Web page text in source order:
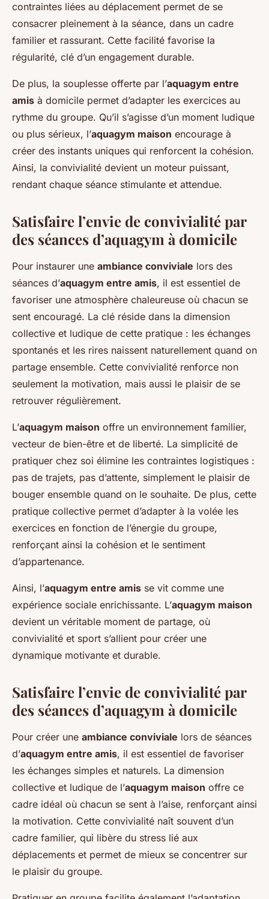
contraintes liées au déplacement permet de se
consacrer pleinement à la séance, dans un cadre
familier et rassurant. Cette facilité favorise la
régularité, clé d’un engagement durable.
De plus, la souplesse offerte par l’aquagym entre
amis à domicile permet d’adapter les exercices au
rythme du groupe. Qu’il s’agisse d’un moment ludique
ou plus sérieux, l’aquagym maison encourage à
créer des instants uniques qui renforcent la cohésion.
Ainsi, la convivialité devient un moteur puissant,
rendant chaque séance stimulante et attendue.
Satisfaire l’envie de convivialité par
des séances d’aquagym à domicile
Pour instaurer une ambiance conviviale lors des
séances d’aquagym entre amis, il est essentiel de
favoriser une atmosphère chaleureuse où chacun se
sent encouragé. La clé réside dans la dimension
collective et ludique de cette pratique : les échanges
spontanés et les rires naissent naturellement quand on
partage ensemble. Cette convivialité renforce non
seulement la motivation, mais aussi le plaisir de se
retrouver régulièrement.
L’aquagym maison offre un environnement familier,
vecteur de bien-être et de liberté. La simplicité de
pratiquer chez soi élimine les contraintes logistiques :
pas de trajets, pas d’attente, simplement le plaisir de
bouger ensemble quand on le souhaite. De plus, cette
pratique collective permet d’adapter à la volée les
exercices en fonction de l’énergie du groupe,
renforçant ainsi la cohésion et le sentiment
d’appartenance.
Ainsi, l’aquagym entre amis se vit comme une
expérience sociale enrichissante. L’aquagym maison
devient un véritable moment de partage, où
convivialité et sport s’allient pour créer une
dynamique motivante et durable.
Satisfaire l’envie de convivialité par
des séances d’aquagym à domicile
Pour créer une ambiance conviviale lors de séances
d’aquagym entre amis, il est essentiel de favoriser
les échanges simples et naturels. La dimension
collective et ludique de l’aquagym maison offre ce
cadre idéal où chacun se sent à l’aise, renforçant ainsi
la motivation. Cette convivialité naît souvent d’un
cadre familier, qui libère du stress lié aux
déplacements et permet de mieux se concentrer sur
le plaisir du groupe.